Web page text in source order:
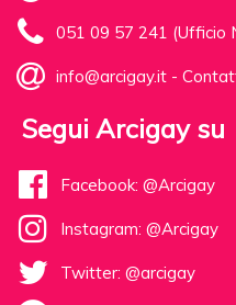
051 09 57 241 (Ufficio
info@arcigay.it -
Segui Arcigay su
Facebook: @Arcigay
Instagram: @Arcigay
Twitter: @arcigay